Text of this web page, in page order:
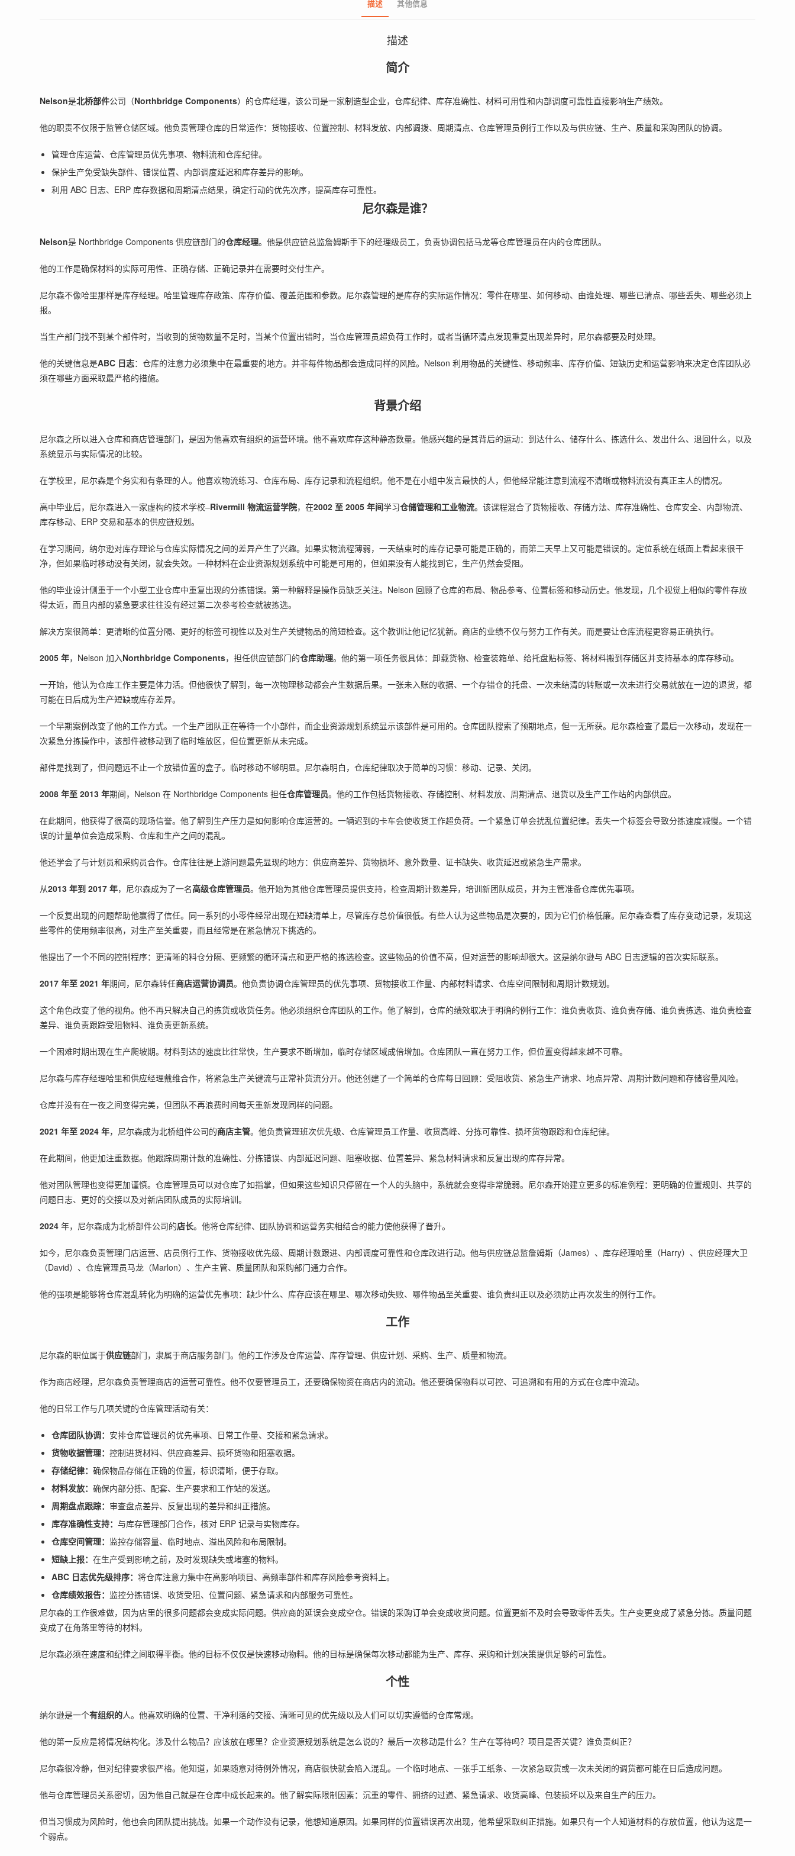
描述 其他信息
描述
简介
Nelson是北桥部件公司（Northbridge Components）的仓库经理，该公司是一家制造型企业，仓库纪律、库存准确性、材料可用性和内部调度可靠性直接影响生产绩效。
他的职责不仅限于监管仓储区域。他负责管理仓库的日常运作：货物接收、位置控制、材料发放、内部调拨、周期清点、仓库管理员例行工作以及与供应链、生产、质量和采购团队的协调。
管理仓库运营、仓库管理员优先事项、物料流和仓库纪律。
保护生产免受缺失部件、错误位置、内部调度延迟和库存差异的影响。
利用 ABC 日志、ERP 库存数据和周期清点结果，确定行动的优先次序，提高库存可靠性。
尼尔森是谁？
Nelson是 Northbridge Components 供应链部门的仓库经理。他是供应链总监詹姆斯手下的经理级员工，负责协调包括马龙等仓库管理员在内的仓库团队。
他的工作是确保材料的实际可用性、正确存储、正确记录并在需要时交付生产。
尼尔森不像哈里那样是库存经理。哈里管理库存政策、库存价值、覆盖范围和参数。尼尔森管理的是库存的实际运作情况：零件在哪里、如何移动、由谁处理、哪些已清点、哪些丢失、哪些必须上
报。
当生产部门找不到某个部件时，当收到的货物数量不足时，当某个位置出错时，当仓库管理员超负荷工作时，或者当循环清点发现重复出现差异时，尼尔森都要及时处理。
他的关键信息是ABC 日志：仓库的注意力必须集中在最重要的地方。并非每件物品都会造成同样的风险。Nelson 利用物品的关键性、移动频率、库存价值、短缺历史和运营影响来决定仓库团队必
须在哪些方面采取最严格的措施。
背景介绍
尼尔森之所以进入仓库和商店管理部门，是因为他喜欢有组织的运营环境。他不喜欢库存这种静态数量。他感兴趣的是其背后的运动：到达什么、储存什么、拣选什么、发出什么、退回什么，以及
系统显示与实际情况的比较。
在学校里，尼尔森是个务实和有条理的人。他喜欢物流练习、仓库布局、库存记录和流程组织。他不是在小组中发言最快的人，但他经常能注意到流程不清晰或物料流没有真正主人的情况。
高中毕业后，尼尔森进入一家虚构的技术学校–Rivermill 物流运营学院，在2002 至 2005 年间学习仓储管理和工业物流。该课程混合了货物接收、存储方法、库存准确性、仓库安全、内部物流、
库存移动、ERP 交易和基本的供应链规划。
在学习期间，纳尔逊对库存理论与仓库实际情况之间的差异产生了兴趣。如果实物流程薄弱，一天结束时的库存记录可能是正确的，而第二天早上又可能是错误的。定位系统在纸面上看起来很干
净，但如果临时移动没有关闭，就会失效。一种材料在企业资源规划系统中可能是可用的，但如果没有人能找到它，生产仍然会受阻。
他的毕业设计侧重于一个小型工业仓库中重复出现的分拣错误。第一种解释是操作员缺乏关注。Nelson 回顾了仓库的布局、物品参考、位置标签和移动历史。他发现，几个视觉上相似的零件存放
得太近，而且内部的紧急要求往往没有经过第二次参考检查就被拣选。
解决方案很简单：更清晰的位置分隔、更好的标签可视性以及对生产关键物品的简短检查。这个教训让他记忆犹新。商店的业绩不仅与努力工作有关。而是要让仓库流程更容易正确执行。
2005 年，Nelson 加入Northbridge Components，担任供应链部门的仓库助理。他的第一项任务很具体：卸载货物、检查装箱单、给托盘贴标签、将材料搬到存储区并支持基本的库存移动。
一开始，他认为仓库工作主要是体力活。但他很快了解到，每一次物理移动都会产生数据后果。一张未入账的收据、一个存错仓的托盘、一次未结清的转账或一次未进行交易就放在一边的退货，都
可能在日后成为生产短缺或库存差异。
一个早期案例改变了他的工作方式。一个生产团队正在等待一个小部件，而企业资源规划系统显示该部件是可用的。仓库团队搜索了预期地点，但一无所获。尼尔森检查了最后一次移动，发现在一
次紧急分拣操作中，该部件被移动到了临时堆放区，但位置更新从未完成。
部件是找到了，但问题远不止一个放错位置的盒子。临时移动不够明显。尼尔森明白，仓库纪律取决于简单的习惯：移动、记录、关闭。
2008 年至 2013 年期间，Nelson 在 Northbridge Components 担任仓库管理员。他的工作包括货物接收、存储控制、材料发放、周期清点、退货以及生产工作站的内部供应。
在此期间，他获得了很高的现场信誉。他了解到生产压力是如何影响仓库运营的。一辆迟到的卡车会使收货工作超负荷。一个紧急订单会扰乱位置纪律。丢失一个标签会导致分拣速度减慢。一个错
误的计量单位会造成采购、仓库和生产之间的混乱。
他还学会了与计划员和采购员合作。仓库往往是上游问题最先显现的地方：供应商差异、货物损坏、意外数量、证书缺失、收货延迟或紧急生产需求。
从2013 年到 2017 年，尼尔森成为了一名高级仓库管理员。他开始为其他仓库管理员提供支持，检查周期计数差异，培训新团队成员，并为主管准备仓库优先事项。
一个反复出现的问题帮助他赢得了信任。同一系列的小零件经常出现在短缺清单上，尽管库存总价值很低。有些人认为这些物品是次要的，因为它们价格低廉。尼尔森查看了库存变动记录，发现这
些零件的使用频率很高，对生产至关重要，而且经常是在紧急情况下挑选的。
他提出了一个不同的控制程序：更清晰的料仓分隔、更频繁的循环清点和更严格的拣选检查。这些物品的价值不高，但对运营的影响却很大。这是纳尔逊与 ABC 日志逻辑的首次实际联系。
2017 年至 2021 年期间，尼尔森转任商店运营协调员。他负责协调仓库管理员的优先事项、货物接收工作量、内部材料请求、仓库空间限制和周期计数规划。
这个角色改变了他的视角。他不再只解决自己的拣货或收货任务。他必须组织仓库团队的工作。他了解到，仓库的绩效取决于明确的例行工作：谁负责收货、谁负责存储、谁负责拣选、谁负责检查
差异、谁负责跟踪受阻物料、谁负责更新系统。
一个困难时期出现在生产爬坡期。材料到达的速度比往常快，生产要求不断增加，临时存储区域成倍增加。仓库团队一直在努力工作，但位置变得越来越不可靠。
尼尔森与库存经理哈里和供应经理戴维合作，将紧急生产关键流与正常补货流分开。他还创建了一个简单的仓库每日回顾：受阻收货、紧急生产请求、地点异常、周期计数问题和存储容量风险。
仓库并没有在一夜之间变得完美，但团队不再浪费时间每天重新发现同样的问题。
2021 年至 2024 年，尼尔森成为北桥组件公司的商店主管。他负责管理班次优先级、仓库管理员工作量、收货高峰、分拣可靠性、损坏货物跟踪和仓库纪律。
在此期间，他更加注重数据。他跟踪周期计数的准确性、分拣错误、内部延迟问题、阻塞收据、位置差异、紧急材料请求和反复出现的库存异常。
他对团队管理也变得更加谨慎。仓库管理员可以对仓库了如指掌，但如果这些知识只停留在一个人的头脑中，系统就会变得非常脆弱。尼尔森开始建立更多的标准例程：更明确的位置规则、共享的
问题日志、更好的交接以及对新店团队成员的实际培训。
2024 年，尼尔森成为北桥部件公司的店长。他将仓库纪律、团队协调和运营务实相结合的能力使他获得了晋升。
如今，尼尔森负责管理门店运营、店员例行工作、货物接收优先级、周期计数跟进、内部调度可靠性和仓库改进行动。他与供应链总监詹姆斯（James）、库存经理哈里（Harry）、供应经理大卫
（David）、仓库管理员马龙（Marlon）、生产主管、质量团队和采购部门通力合作。
他的强项是能够将仓库混乱转化为明确的运营优先事项：缺少什么、库存应该在哪里、哪次移动失败、哪件物品至关重要、谁负责纠正以及必须防止再次发生的例行工作。
工作
尼尔森的职位属于供应链部门，隶属于商店服务部门。他的工作涉及仓库运营、库存管理、供应计划、采购、生产、质量和物流。
作为商店经理，尼尔森负责管理商店的运营可靠性。他不仅要管理员工，还要确保物资在商店内的流动。他还要确保物料以可控、可追溯和有用的方式在仓库中流动。
他的日常工作与几项关键的仓库管理活动有关：
仓库团队协调： 安排仓库管理员的优先事项、日常工作量、交接和紧急请求。
货物收据管理：控制进货材料、供应商差异、损坏货物和阻塞收据。
存储纪律：确保物品存储在正确的位置，标识清晰，便于存取。
材料发放：确保内部分拣、配套、生产要求和工作站的发送。
周期盘点跟踪： 审查盘点差异、反复出现的差异和纠正措施。
库存准确性支持：与库存管理部门合作，核对 ERP 记录与实物库存。
仓库空间管理： 监控存储容量、临时地点、溢出风险和布局限制。
短缺上报：在生产受到影响之前，及时发现缺失或堵塞的物料。
ABC 日志优先级排序：将仓库注意力集中在高影响项目、高频率部件和库存风险参考资料上。
仓库绩效报告： 监控分拣错误、收货受阻、位置问题、紧急请求和内部服务可靠性。
尼尔森的工作很难做，因为店里的很多问题都会变成实际问题。供应商的延误会变成空仓。错误的采购订单会变成收货问题。位置更新不及时会导致零件丢失。生产变更变成了紧急分拣。质量问题
变成了在角落里等待的材料。
尼尔森必须在速度和纪律之间取得平衡。他的目标不仅仅是快速移动物料。他的目标是确保每次移动都能为生产、库存、采购和计划决策提供足够的可靠性。
个性
纳尔逊是一个有组织的人。他喜欢明确的位置、干净利落的交接、清晰可见的优先级以及人们可以切实遵循的仓库常规。
他的第一反应是将情况结构化。涉及什么物品？应该放在哪里？企业资源规划系统是怎么说的？最后一次移动是什么？生产在等待吗？项目是否关键？谁负责纠正？
尼尔森很冷静，但对纪律要求很严格。他知道，如果随意对待例外情况，商店很快就会陷入混乱。一个临时地点、一张手工纸条、一次紧急取货或一次未关闭的调货都可能在日后造成问题。
他与仓库管理员关系密切，因为他自己就是在仓库中成长起来的。他了解实际限制因素：沉重的零件、拥挤的过道、紧急请求、收货高峰、包装损坏以及来自生产的压力。
但当习惯成为风险时，他也会向团队提出挑战。如果一个动作没有记录，他想知道原因。如果同样的位置错误再次出现，他希望采取纠正措施。如果只有一个人知道材料的存放位置，他认为这是一
个弱点。